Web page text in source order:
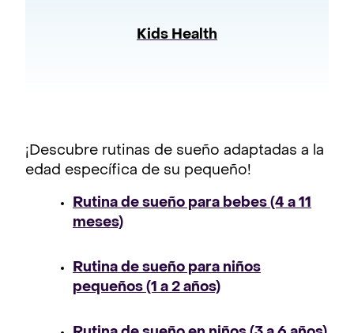
Kids Health
¡Descubre rutinas de sueño adaptadas a la
edad específica de su pequeño!
Rutina de sueño para bebes (4 a 11
meses)
Rutina de sueño para niños
pequeños (1 a 2 años)